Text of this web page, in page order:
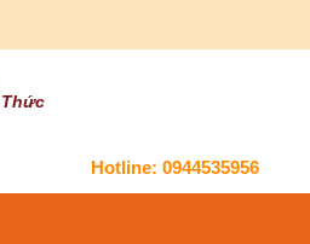
Thức
Hotline: 0944535956